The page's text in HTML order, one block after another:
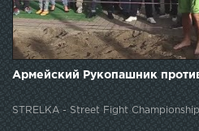
Армейский Рукопашник
STRELKA - Street Fight Championship